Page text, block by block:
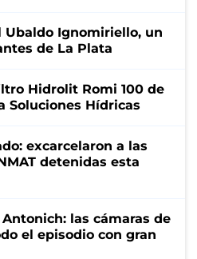
Ubaldo Ignomiriello, un
de La Plata
Hidrolit Romi 100 de
Soluciones Hídricas
excarcelaron a las
detenidas esta
las cámaras de
el episodio con gran